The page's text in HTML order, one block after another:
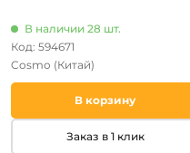
В наличии 28 шт.
Код: 594671
Cosmo (Китай)
В корзину
Заказ в 1 клик